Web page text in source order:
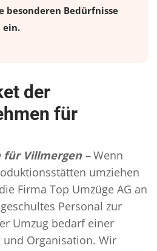
besonderen Bedürfnisse
ein.
der
für
Villmergen – Wenn
umziehen
Firma Top Umzüge AG an
Personal zur
Umzug bedarf einer
Organisation. Wir